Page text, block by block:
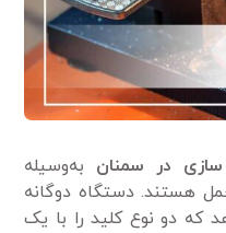
سازی در سمنان به‌وسیله
هستند. دستگاه دوگانه
که دو نوع کلید را با یک